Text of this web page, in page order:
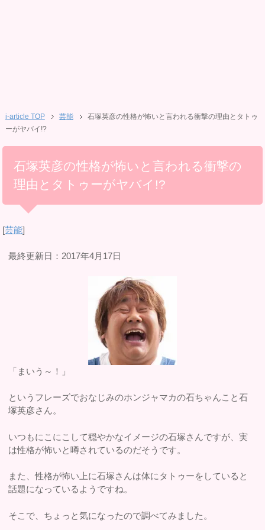
i-article TOP 芸能
石塚英彦の性格が怖いと言われる衝撃の理由とタトゥ
ーがヤバイ!?
石塚英彦の性格が怖いと言われる衝撃の
理由とタトゥーがヤバイ!?
[芸能]
最終更新日：2017年4月17日
「まいう～！」
というフレーズでおなじみのホンジャマカの石ちゃんこと石
塚英彦さん。
いつもにこにこして穏やかなイメージの石塚さんですが、実
は性格が怖いと噂されているのだそうです。
また、性格が怖い上に石塚さんは体にタトゥーをしていると
話題になっているようですね。
そこで、ちょっと気になったので調べてみました。